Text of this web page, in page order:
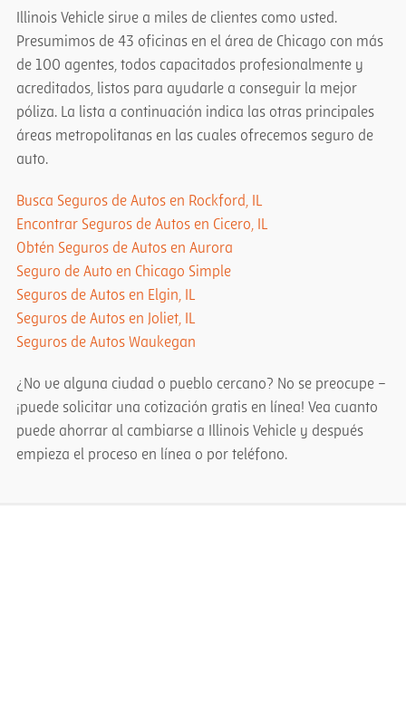
Illinois Vehicle sirve a miles de clientes como usted.
Presumimos de 43 oficinas en el área de Chicago con más
de 100 agentes, todos capacitados profesionalmente y
acreditados, listos para ayudarle a conseguir la mejor
póliza. La lista a continuación indica las otras principales
áreas metropolitanas en las cuales ofrecemos seguro de
auto.
Busca Seguros de Autos en Rockford, IL
Encontrar Seguros de Autos en Cicero, IL
Obtén Seguros de Autos en Aurora
Seguro de Auto en Chicago Simple
Seguros de Autos en Elgin, IL
Seguros de Autos en Joliet, IL
Seguros de Autos Waukegan
¿No ve alguna ciudad o pueblo cercano? No se preocupe –
¡puede solicitar una cotización gratis en línea! Vea cuanto
puede ahorrar al cambiarse a Illinois Vehicle y después
empieza el proceso en línea o por teléfono.